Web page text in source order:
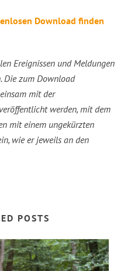
Download finden
Ereignissen und Meldungen
Die zum Download
mit der
werden, mit dem
mit einem ungekürzten
wie er jeweils an den
POSTS